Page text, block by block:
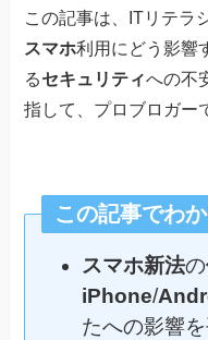
この記事は、ITリテラ
スマホ利用にどう影響
るセキュリティへの不
指して、プロブロガー
この記事でわ
スマホ新法の
iPhone/
たへの影響